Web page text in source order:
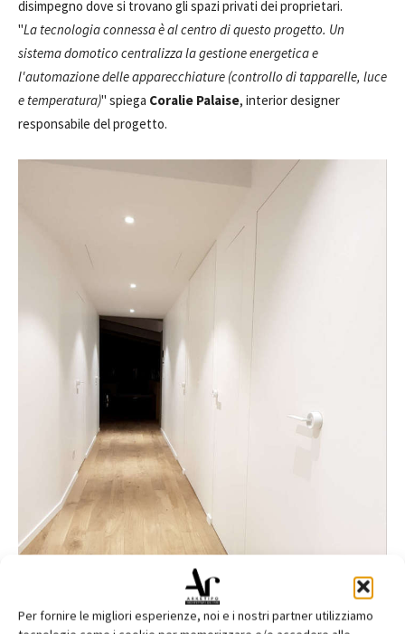
Per fornire le migliori esperienze, noi e i nostri partner utilizziamo
disimpegno dove si trovano gli spazi privati ​​dei proprietari.
"La tecnologia connessa è al centro di questo progetto. Un
sistema domotico centralizza la gestione energetica e
l'automazione delle apparecchiature (controllo di tapparelle, luce
e temperatura)" spiega Coralie Palaise, interior designer
responsabile del progetto.
©Alexandre Tabaste